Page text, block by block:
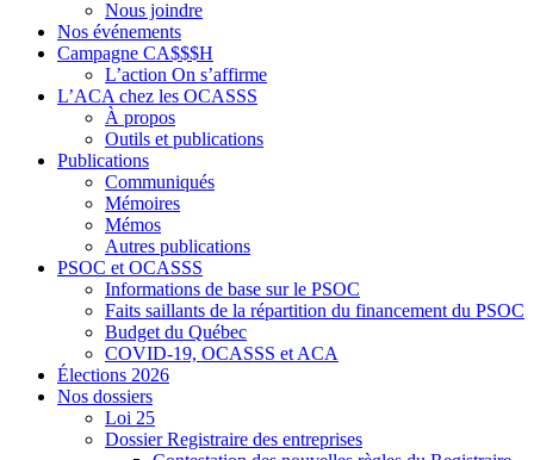
Nous joindre
Nos événements
Campagne CA$$$H
L’action On s’affirme
L’ACA chez les OCASSS
À propos
Outils et publications
Publications
Communiqués
Mémoires
Mémos
Autres publications
PSOC et OCASSS
Informations de base sur le PSOC
Faits saillants de la répartition du financement du PSOC
Budget du Québec
COVID-19, OCASSS et ACA
Élections 2026
Nos dossiers
Loi 25
Dossier Registraire des entreprises